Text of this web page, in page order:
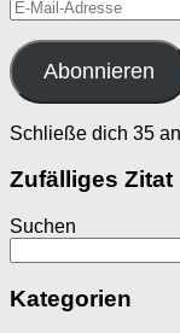
Mail-
Adresse
Abonnieren
Schließe dich 35
Zufälliges Zitat
Suchen
Kategorien